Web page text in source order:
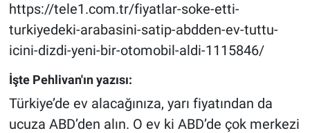
https://tele1.com.tr/fiyatlar-soke-etti-
turkiyedeki-arabasini-satip-abdden-ev-tuttu-
icini-dizdi-yeni-bir-otomobil-aldi-1115846/
İşte Pehlivan'ın yazısı:
Türkiye’de ev alacağınıza, yarı fiyatından da
ucuza ABD’den alın. O ev ki ABD’de çok merkezi
Spor
Teknoloji
Türkiye'nin Geleceği
Türkiye'nin Gündemi